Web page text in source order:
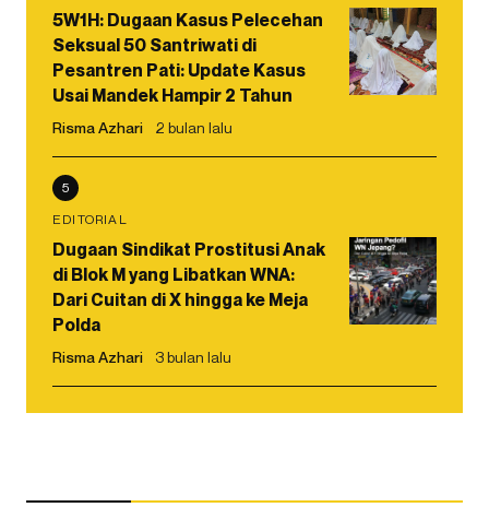
5W1H: Dugaan Kasus Pelecehan
Seksual 50 Santriwati di
Pesantren Pati: Update Kasus
Usai Mandek Hampir 2 Tahun
Risma Azhari 2 bulan lalu
5
EDITORIAL
Dugaan Sindikat Prostitusi Anak
di Blok M yang Libatkan WNA:
Dari Cuitan di X hingga ke Meja
Polda
Risma Azhari 3 bulan lalu